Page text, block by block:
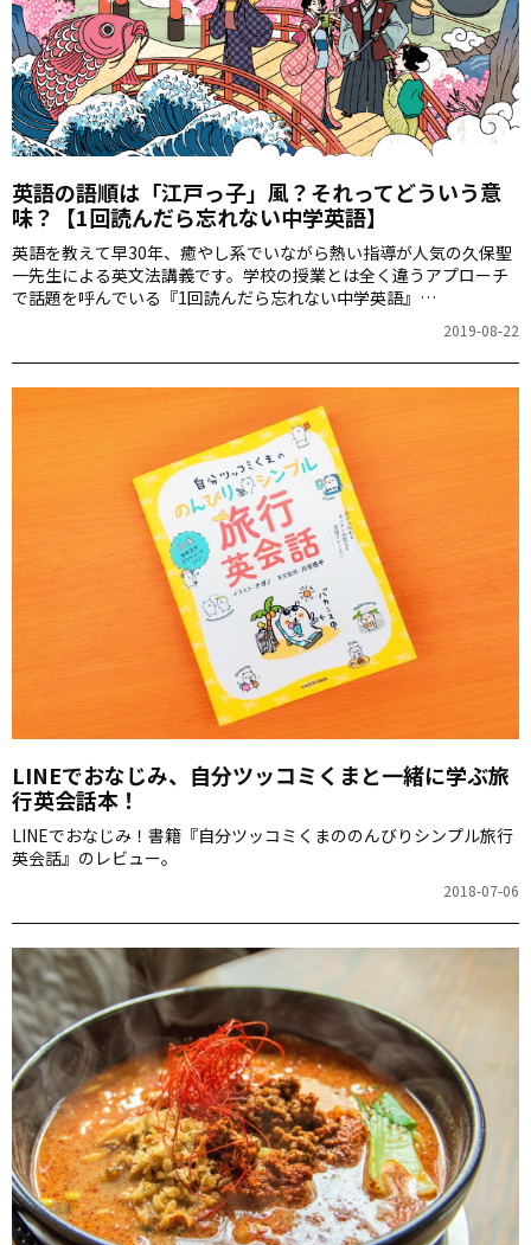
英語の語順は「江戸っ子」風？それってどういう意
味？【1回読んだら忘れない中学英語】
英語を教えて早30年、癒やし系でいながら熱い指導が人気の久保聖
一先生による英文法講義です。学校の授業とは全く違うアプローチ
で話題を呼んでいる『1回読んだら忘れない中学英語』
（KADOKAWA）のエッセンスをぎゅっと詰め込んだ連載。第1回は
2019-08-22
LINEでおなじみ、自分ツッコミくまと一緒に学ぶ旅
行英会話本！
LINEでおなじみ！書籍『自分ツッコミくまののんびりシンプル旅行
英会話』のレビュー。
2018-07-06